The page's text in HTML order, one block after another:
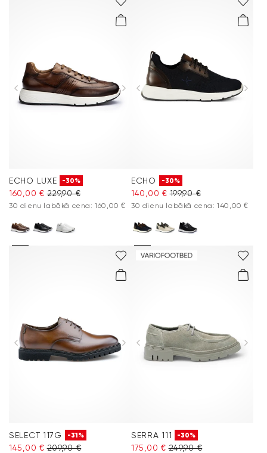
ECHO LUXE -30%
160,00 € 229,90 €
30 dienu labākā cena: 160,00 €
ECHO -30%
140,00 € 199,90 €
30 dienu labākā cena: 140,00 €
SELECT 117G -31%
145,00 € 209,90 €
SERRA 111 -30%
175,00 € 249,90 €